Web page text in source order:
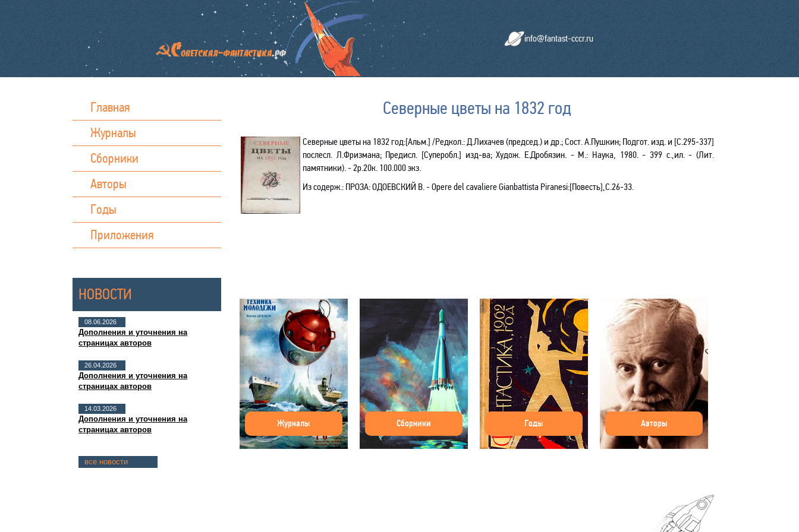
info@fantast-cccr.ru
Главная
Журналы
Сборники
Авторы
Годы
Приложения
НОВОСТИ
08.06.2026
Дополнения и уточнения на
страницах авторов
26.04.2026
Дополнения и уточнения на
страницах авторов
14.03.2026
Дополнения и уточнения на
страницах авторов
все новости
Северные цветы на 1832 год
Северные цветы на 1832 год:[Альм.] /Редкол.: Д.Лихачев (председ.) и др.;Сост. А.Пушкин; Подгот. изд. и [С.295-337]
послесл. Л.Фризмана; Предисл. [Суперобл.] изд-ва;Худож. Е.Дробязин. - М.: Наука, 1980. - 399 с.,ил. - (Лит.
памятники). - 2р.20к. 100.000 экз.
Изсодерж.: ПРОЗА:ОДОЕВСКИЙ В. -OperedelcavaliereGianbattista Piranesi:[Повесть],С.26-33.
Журналы Сборники Годы Авторы